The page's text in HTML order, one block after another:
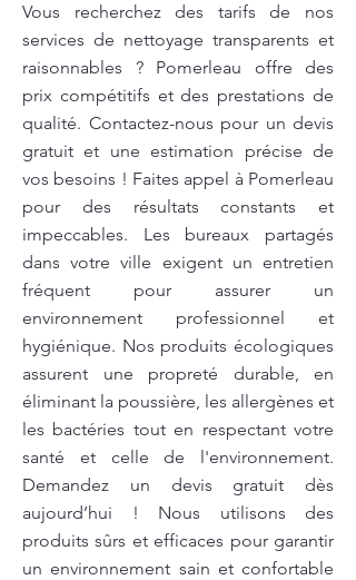
Vous recherchez des tarifs de nos
services de nettoyage transparents et
raisonnables ? Pomerleau offre des
prix compétitifs et des prestations de
qualité. Contactez-nous pour un devis
gratuit et une estimation précise de
vos besoins ! Faites appel à Pomerleau
pour des résultats constants et
impeccables. Les bureaux partagés
dans votre ville exigent un entretien
fréquent pour assurer un
environnement professionnel et
hygiénique. Nos produits écologiques
assurent une propreté durable, en
éliminant la poussière, les allergènes et
les bactéries tout en respectant votre
santé et celle de l'environnement.
Demandez un devis gratuit dès
aujourd’hui ! Nous utilisons des
produits sûrs et efficaces pour garantir
un environnement sain et confortable